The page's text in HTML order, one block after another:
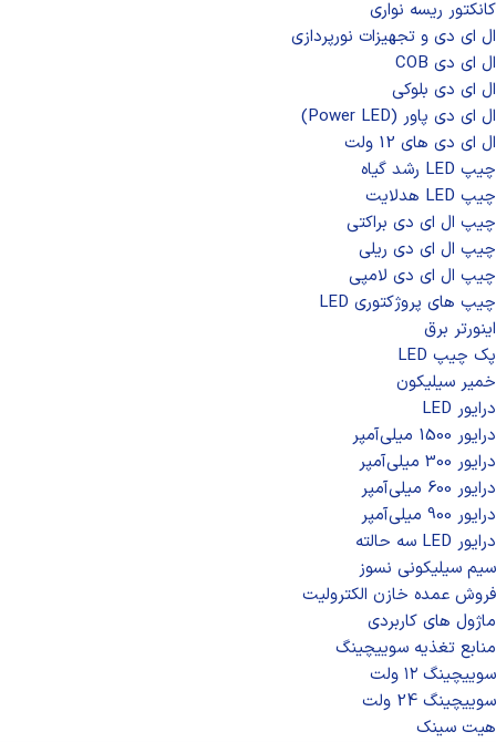
کانکتور ریسه نواری
ال‌ ای‌ دی و تجهیزات نورپردازی
ال ای دی COB
ال ای دی بلوکی
ال ای دی پاور (Power LED)
ال ای دی‌ های 12 ولت
چیپ‌ LED رشد گیاه
چیپ‌ LED هدلایت
چیپ ال ای دی براکتی
چیپ ال ای دی ریلی
چیپ ال ای دی لامپی
چیپ‌ های پروژکتوری LED
اینورتر برق
پک چیپ LED
خمیر سیلیکون
درایور LED
درایور 1500 میلی‌آمپر
درایور 300 میلی‌آمپر
درایور 600 میلی‌آمپر
درایور 900 میلی‌آمپر
درایور LED سه حالته
سیم سیلیکونی نسوز
فروش عمده خازن الکترولیت
ماژول های کاربردی
منابع تغذیه سوییچینگ
سوییچینگ ۱۲ ولت
سوییچینگ 24 ولت
هیت سینک